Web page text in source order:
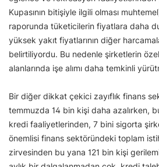
Kupasının bitişiyle ilgili olması
raporunda tüketicilerin fiyatlara daha
yüksek yakıt fiyatlarının diğer
belirtiliyordu. Bu nedenle şirketlerin
alanlarında işe alımı daha temkinli
Bir diğer dikkat çekici zayıflık finans
temmuzda 14 bin kişi daha azalırken,
kredi faaliyetlerinden, 7 bini sigorta
önemlisi finans sektöründeki toplam
zirvesinden bu yana 121 bin kişi